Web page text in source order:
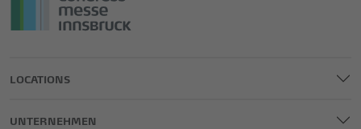
LOCATIONS
UNTERNEHMEN